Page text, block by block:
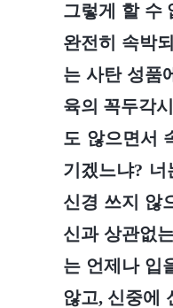
그렇게 할 수
완전히 속박
는 사탄 성품
육의 꼭두각
도 않으면서
기겠느냐?
신경 쓰지 않
신과 상관없
는 언제나 입
않고, 신중에